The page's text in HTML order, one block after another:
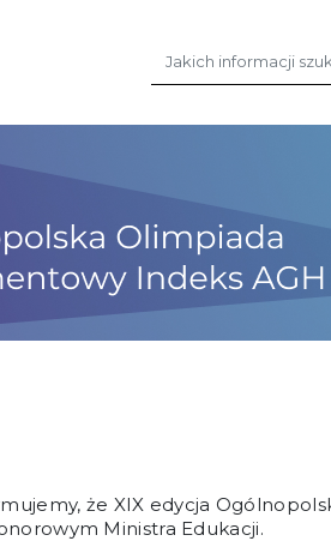
Szukaj:
że XIX edycja
Ministra Edukacji.